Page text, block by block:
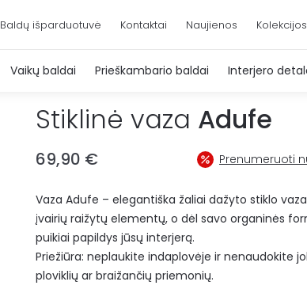
Baldų išparduotuvė Kontaktai Naujienos Kolekcijos
Vaikų baldai Prieškambario baldai Interjero
Stiklinė vaza Adufe
69,90 € Prenumeruoti
Vaza Adufe – elegantiška žaliai dažyto stiklo
įvairių raižytų elementų, o dėl savo organinės
puikiai papildys jūsų interjerą.
Priežiūra: neplaukite indaplovėje ir nenaudokite
ploviklių ar braižančių priemonių.